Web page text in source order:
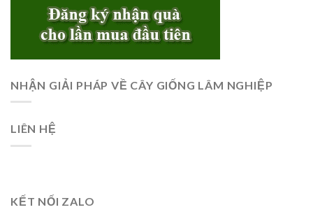
NHẬN GIẢI PHÁP VỀ CÂY GIỐNG LÂM NGHIỆP
LIÊN HỆ
KẾT NỐI ZALO